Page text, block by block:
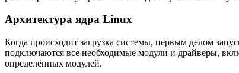
Архитектура ядра Linux
Когда происходит загрузка системы, первым делом
подключаются все необходимые модули и драйверы,
определённых модулей.